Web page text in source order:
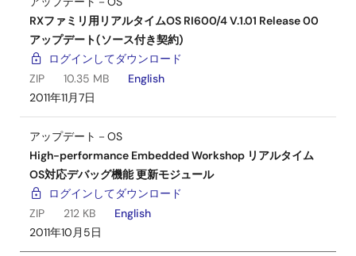
RXファミリ用リアルタイムOS RI600/4 V.1.01 Release 00
アップデート(ソース付き契約)
ログインしてダウンロード
ZIP
10.35 MB
English
2011年11月7日
アップデート－OS
High-performance Embedded Workshop リアルタイム
OS対応デバッグ機能 更新モジュール
ログインしてダウンロード
ZIP
212 KB
English
2011年10月5日